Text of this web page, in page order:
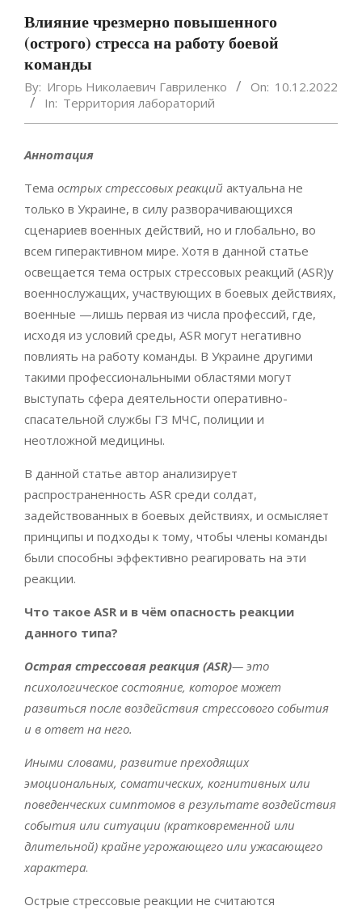
Влияние чрезмерно повышенного
(острого) стресса на работу боевой
команды
By: Игорь Николаевич Гавриленко On: 10.12.2022
In: Территория лабораторий
Аннотация
Тема острых стрессовых реакций актуальна не
только в Украине, в силу разворачивающихся
сценариев военных действий, но и глобально, во
всем гиперактивном мире. Хотя в данной статье
освещается тема острых стрессовых реакций (ASR)у
военнослужащих, участвующих в боевых действиях,
военные —лишь первая из числа профессий, где,
исходя из условий среды, ASR могут негативно
повлиять на работу команды. В Украине другими
такими профессиональными областями могут
выступать сфера деятельности оперативно-
спасательной службы ГЗ МЧС, полиции и
неотложной медицины.
В данной статье автор анализирует
распространенность ASR среди солдат,
задействованных в боевых действиях, и осмысляет
принципы и подходы к тому, чтобы члены команды
были способны эффективно реагировать на эти
реакции.
Что такое ASR и в чём опасность реакции
данного типа?
Острая стрессовая реакция (ASR)— это
психологическое состояние, которое может
развиться после воздействия стрессового события
и в ответ на него.
Иными словами, развитие преходящих
эмоциональных, соматических, когнитивных или
поведенческих симптомов в результате воздействия
события или ситуации (кратковременной или
длительной) крайне угрожающего или ужасающего
характера.
Острые стрессовые реакции не считаются